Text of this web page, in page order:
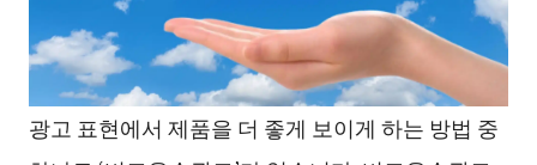
광고 표현에서 제품을 더 좋게 보이게 하는 방법 중